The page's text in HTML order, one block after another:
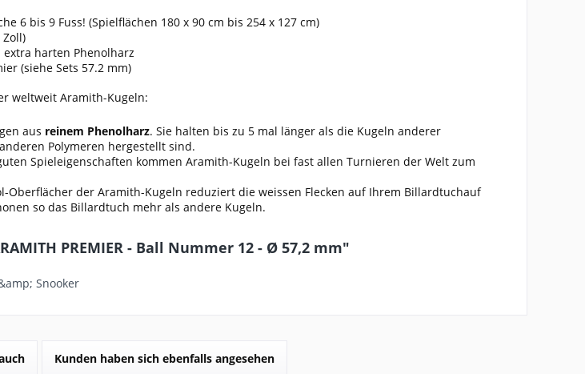
6 bis 9 Fuss! (Spielflächen 180 x 90 cm bis 254 x 127 cm)
harten Phenolharz
(siehe Sets 57.2 mm)
weltweit Aramith-Kugeln:
aus reinem Phenolharz. Sie halten bis zu 5 mal länger als die Kugeln anderer
Polymeren hergestellt sind.
Spieleigenschaften kommen Aramith-Kugeln bei fast allen Turnieren der Welt zum
Oberflächer der Aramith-Kugeln reduziert die weissen Flecken auf Ihrem Billardtuchauf
so das Billardtuch mehr als andere Kugeln.
PREMIER - Ball Nummer 12 - Ø 57,2 mm"
Snooker
Kunden haben sich ebenfalls angesehen